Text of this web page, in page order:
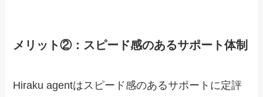
メリット②：スピード感のあるサポート体制
Hiraku agentはスピード感のあるサポートに定評